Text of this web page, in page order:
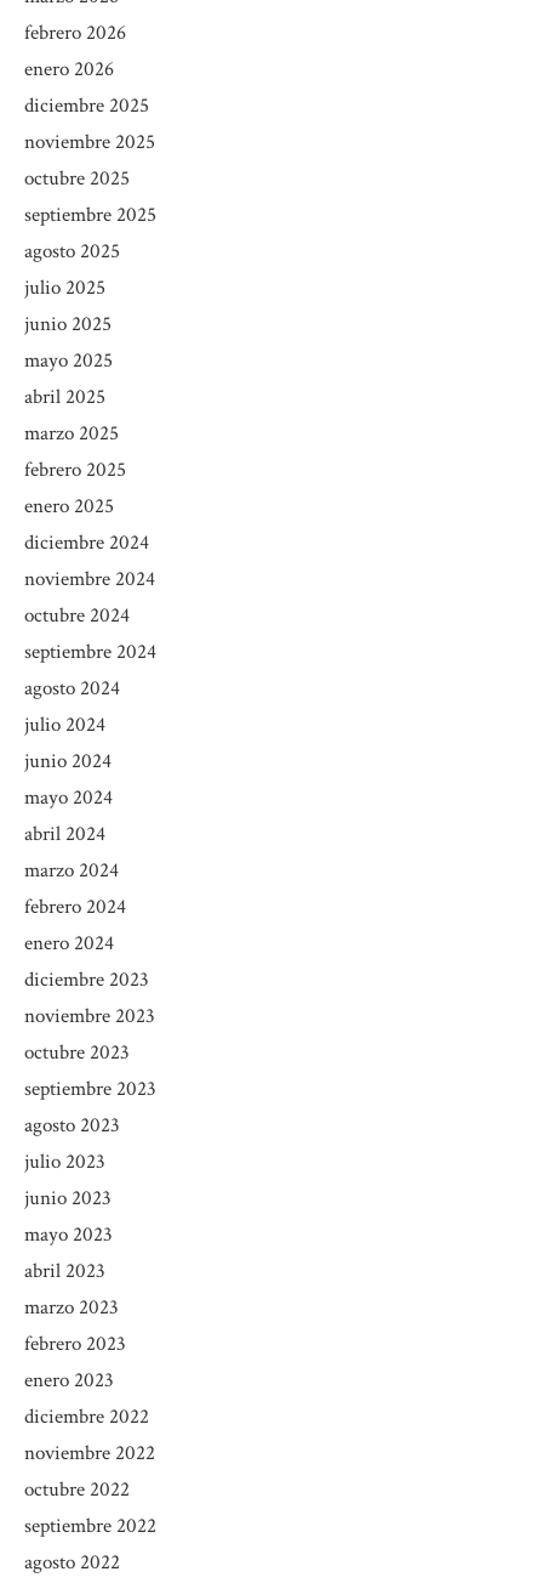
febrero 2026
enero 2026
diciembre 2025
noviembre 2025
octubre 2025
septiembre 2025
agosto 2025
julio 2025
junio 2025
mayo 2025
abril 2025
marzo 2025
febrero 2025
enero 2025
diciembre 2024
noviembre 2024
octubre 2024
septiembre 2024
agosto 2024
julio 2024
junio 2024
mayo 2024
abril 2024
marzo 2024
febrero 2024
enero 2024
diciembre 2023
noviembre 2023
octubre 2023
septiembre 2023
agosto 2023
julio 2023
junio 2023
mayo 2023
abril 2023
marzo 2023
febrero 2023
enero 2023
diciembre 2022
noviembre 2022
octubre 2022
septiembre 2022
agosto 2022